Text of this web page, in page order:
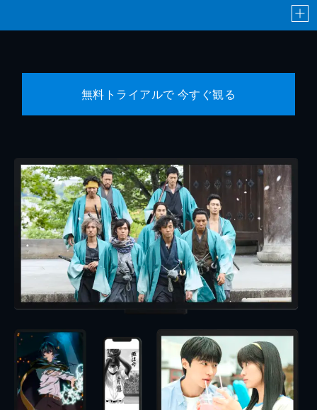
無料トライアルで 今すぐ観る